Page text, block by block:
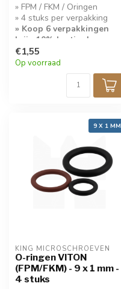
» FPM / FKM / Oringen
» 4 stuks per verpakking
» Koop 6 verpakkingen
krijg 10% korting!
€1,55
Op voorraad
9 X 1 MM
KING MICROSCHROEVEN
O-ringen VITON
(FPM/FKM) - 9 x 1 mm -
4 stuks